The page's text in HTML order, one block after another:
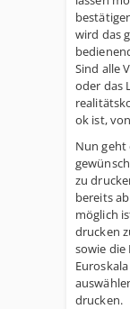
wird das
Sind alle
oder das
ok ist,
Nun geht
zu
bereits
möglich
drucken
sowie die
drucken.